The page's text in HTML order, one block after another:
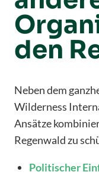
den
Neben dem
Wilderness
Ansätze
Regenwald zu
Politischer